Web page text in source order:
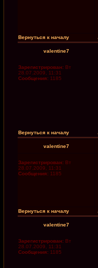
Вернуться к началу
valentine7
Зарегистрирован: Вт
28.07.2009, 11:31
Сообщения: 1185
Вернуться к началу
valentine7
Зарегистрирован: Вт
28.07.2009, 11:31
Сообщения: 1185
Вернуться к началу
valentine7
Зарегистрирован: Вт
28.07.2009, 11:31
Сообщения: 1185